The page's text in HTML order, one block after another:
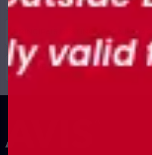
ALUGUEL DE CARROS POR PAÍS